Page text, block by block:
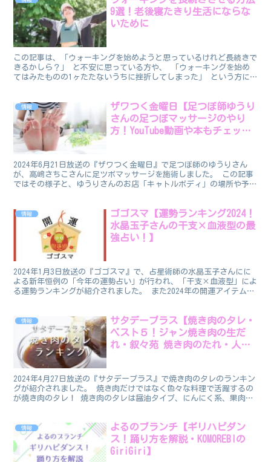
9選！老後寝たきり生活にならな
いために
この記事は、「ウォーキングを始めようと思っているけれど長続きで
きるかしら？」 と不安に思っている方や、 「ウォーキングを始め
てはみたものの1ヶたたないうちに挫折してしまった」 という方に
情報
ザワつく金曜日【足つぼ師ゆうり
さんの足つぼマッサージのやり
方！YouTube動画や本もチェッ
2024年6月21日放送の『ザワつく金曜日』で足つぼ師のゆうりさん
が、高嶋さちこさんに足ツボマッサージを施術しました。 この記事
ではその様子と、ゆうりさんのお店「キャトルボディ」の場所や予約
情報
ゴゴスマ【運勢ランキング2024！
水晶玉子さんの干支×血液型の最
強占い！】
2024年1月3日放送の『ゴゴスマ』で、占星術師の水晶玉子さんにに
よる新年恒例の「今年の運勢占い」が行われ、「干支×血液型」によ
る運勢ランキングが紹介されました。 また2024年の開運アイテムも
情報
サタデープラス【焼き肉のタレ・
ベスト５！ジャン焼き肉の生だ
れ・叙々苑 焼き肉のたれ・人形
2024年4月27日放送の『サタデープラス』で焼き肉のタレのランキン
グが紹介されました。 焼き肉だけではなく色々な料理で活躍するの
が焼き肉のタレ！ 焼き肉のタレは醤油タイプ、にんにく系、果肉入
情報
よるのブランチ【ギリハピダン
ス！踊り方を解説・KOMOREBIの
GiriGiri】